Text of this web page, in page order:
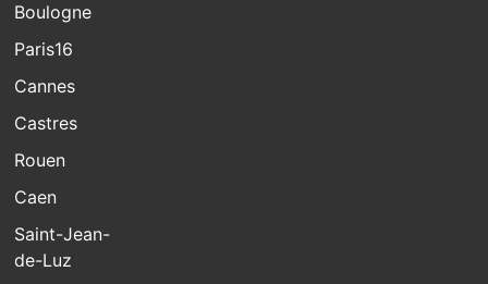
Boulogne
Paris16
Cannes
Castres
Rouen
Caen
Saint-Jean-
de-Luz